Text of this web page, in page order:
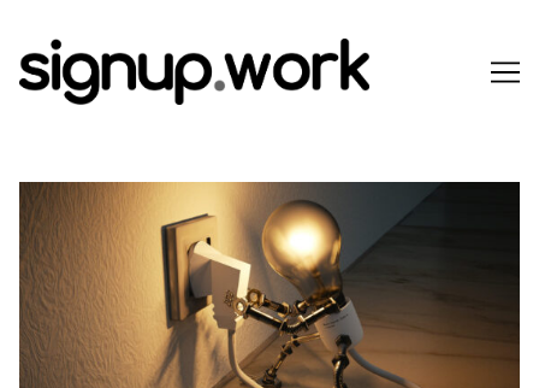
Content